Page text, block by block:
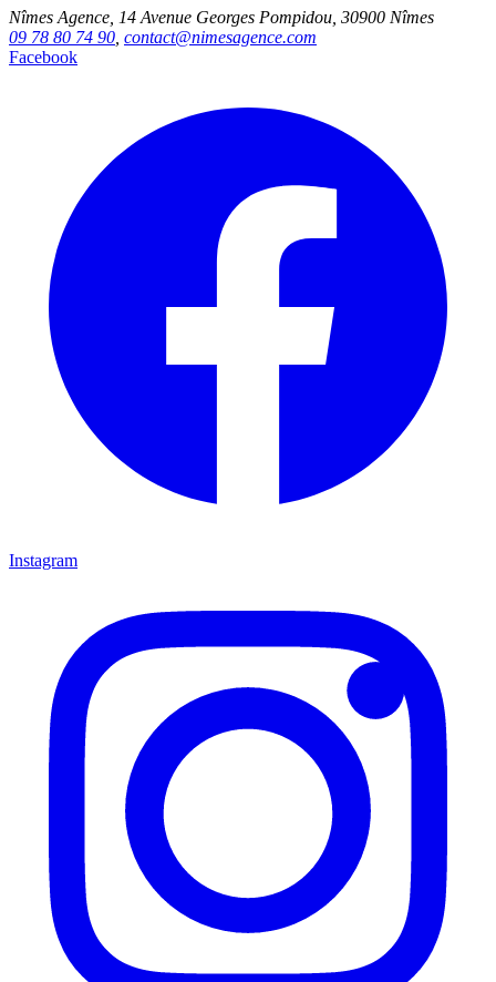
Nîmes Agence, 14 Avenue Georges Pompidou, 30900 Nîmes
09 78 80 74 90 contact@nimesagence.com
Facebook
Instagram